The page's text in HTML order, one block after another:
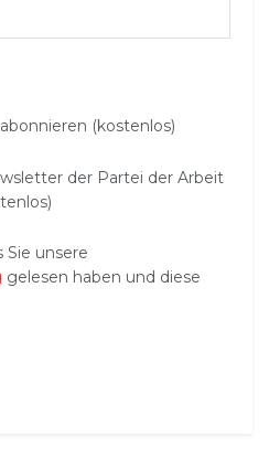
(kostenlos)
der Partei der Arbeit
Sie unsere
gelesen haben und diese